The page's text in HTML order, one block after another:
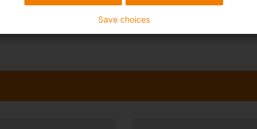
Save choices